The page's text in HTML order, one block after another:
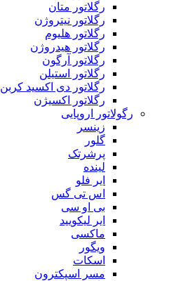
رگلاتور متان
رگلاتور نیتروژن
رگلاتور هلیوم
رگلاتور هیدروژن
رگلاتور آرگون
رگلاتور استیلن
رگلاتور دی اکسید کربن
رگلاتور اکسیژن
رگولاتور اروپایی
زینسر
گلور
پرشرتک
لینده
ایر فلو
اس تی گس
بی او سی
ایر لیکویید
ماکسی
ویگور
اسکات
مسر اسپکترون